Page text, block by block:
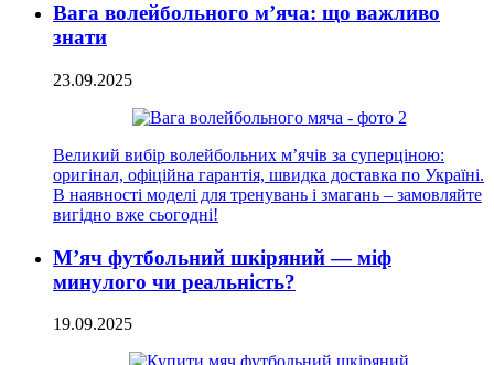
Вага волейбольного м’яча: що важливо
знати
23.09.2025
Великий вибір волейбольних м’ячів за суперціною:
оригінал, офіційна гарантія, швидка доставка по Україні.
В наявності моделі для тренувань і змагань – замовляйте
вигідно вже сьогодні!
М’яч футбольний шкіряний — міф
минулого чи реальність?
19.09.2025